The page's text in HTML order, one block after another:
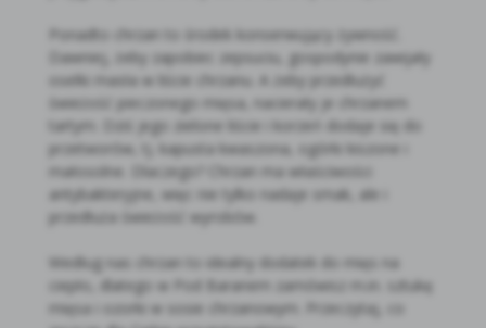
Ponadto chrzan to środek konserwujący żywność.
Dawniej, żeby zapobiec zepsuciu, gospodynie zawijały
osełki masła w liście chrzanu. A żeby przedłużyć
świeżość pieczonego mięsa, nacierały je chrzanem
tartym. Dziś jego zielone liście i korzeń dodaje się do
przetworów, tj. kapusta kwaszona, ogórki kiszone i
małosolne. Dlaczego? Chrzan ma właściwości
antybakteryjne, więc nie tylko nadaje smak, ale i
przedłuża świeżość wyrobów.
Według nas chrzan to idealny dodatek do mięs na
ciepło, dlatego w Pod Baranem zamówisz m.in. sztukę
mięsa i ozorki w sosie chrzanowym. Przeczytaj, co